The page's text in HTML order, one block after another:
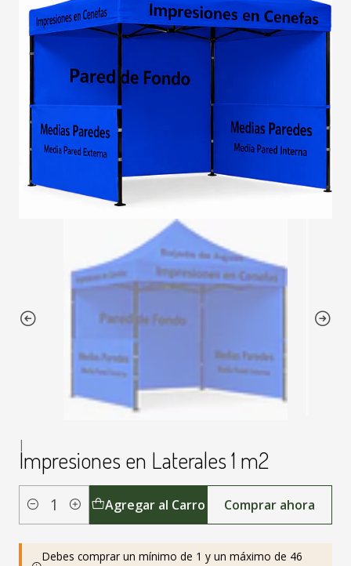
|
Impresiones en Laterales 1 m2
Cantidad Agregar al Carro Comprar ahora
Debes comprar un mínimo de 1 y un máximo de 46